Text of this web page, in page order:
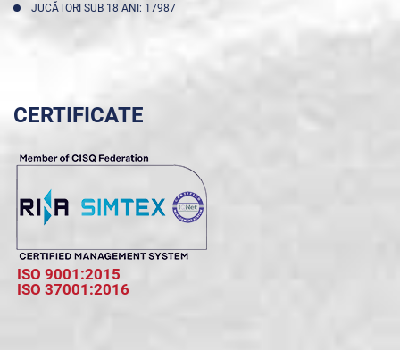
JUCĂTORI SUB 18 ANI: 17987
CERTIFICATE
ISO 9001:2015
ISO 37001:2016